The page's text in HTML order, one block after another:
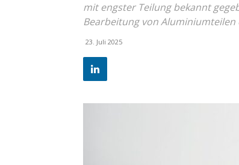
mit engster Teilung bekannt
Bearbeitung von Aluminiumteilen
23. Juli 2025